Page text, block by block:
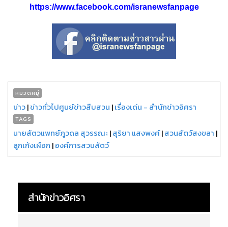
https://www.facebook.com/isranewsfanpage
หมวดหมู่
ข่าว|ข่าวทั่วไปศูนย์ข่าวสืบสวน |เรื่องเด่น - สำนักข่าวอิศรา
TAGS
นายสัตวแพทย์ภูวดล สุวรรณะ|สุริยา แสงพงค์|สวนสัตว์สงขลา |
ลูกเก้งเผือก |องค์การสวนสัตว์
สำนักข่าวอิศรา